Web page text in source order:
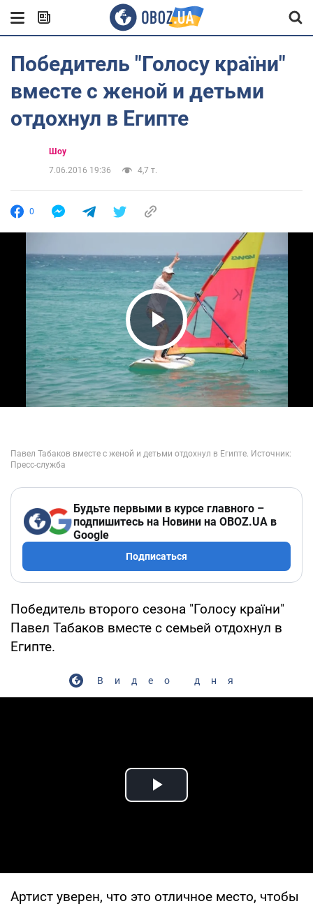
Победитель "Голосу країни"
вместе с женой и детьми
отдохнул в Египте
Шоу
7.06.2016 19:36
4,7 т.
0
Play Video
Будьте первыми в курсе главного –
подпишитесь на Новини на OBOZ.UA в
Google
Подписаться
Победитель второго сезона "Голосу країни"
Павел Табаков вместе с семьей отдохнул в
Египте.
Видео дня
Play Video
Артист уверен, что это отличное место, чтобы